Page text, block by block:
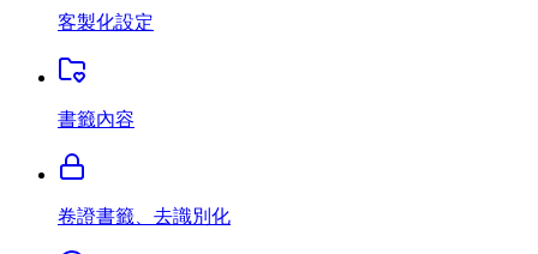
客製化設定
書籤內容
卷證書籤、去識別化